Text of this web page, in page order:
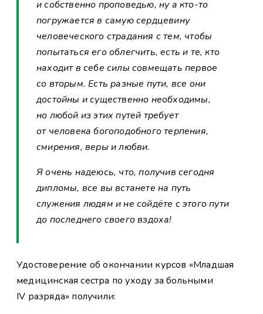
и собственно проповедью, ну а кто-то
погружается в самую сердцевину
человеческого страдания с тем, чтобы
попытаться его облегчить, есть и те, кто
находит в себе силы совмещать первое
со вторым. Есть разные пути, все они
достойны и существенно необходимы,
но любой из этих путей требует
от человека богоподобного терпения,
смирения, веры и любви.
Я очень надеюсь, что, получив сегодня
дипломы, все вы встанете на путь
служения людям и не сойдёте с этого пути
до последнего своего вздоха!
Удостоверение об окончании курсов «Младшая
медицинская сестра по уходу за больными
IV разряда» получили: